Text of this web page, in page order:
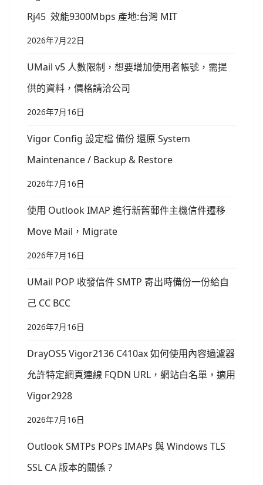
Rj45 效能9300Mbps 產地:台灣 MIT
2026年7月22日
UMail v5 人數限制，想要增加使用者帳號，需提
供的資料，價格請洽公司
2026年7月16日
Vigor Config 設定檔 備份 還原 System
Maintenance / Backup & Restore
2026年7月16日
使用 Outlook IMAP 進行新舊郵件主機信件遷移
Move Mail，Migrate
2026年7月16日
UMail POP 收發信件 SMTP 寄出時備份一份給自
己 CC BCC
2026年7月16日
DrayOS5 Vigor2136 C410ax 如何使用內容過濾器
允許特定網頁連線 FQDN URL，網站白名單，適用
Vigor2928
2026年7月16日
Outlook SMTPs POPs IMAPs 與 Windows TLS
SSL CA 版本的關係 ?